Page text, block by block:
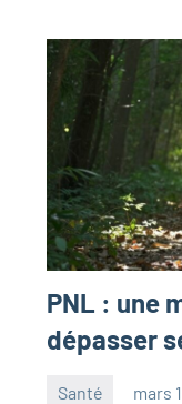
PNL : une
dépasser
Santé mars